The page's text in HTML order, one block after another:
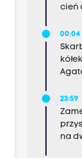
cień
00:04
23:59
na